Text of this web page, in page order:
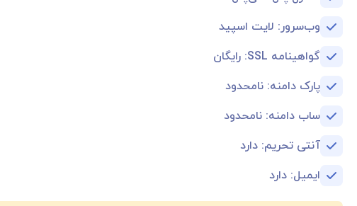
وب‌سرور: لایت اسپید
گواهینامه SSL: رایگان
پارک دامنه:‌ نامحدود
ساب دامنه: نامحدود
آنتی تحریم: دارد
ایمیل: دارد